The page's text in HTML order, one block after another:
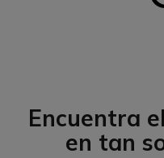
Encuentra
en tan